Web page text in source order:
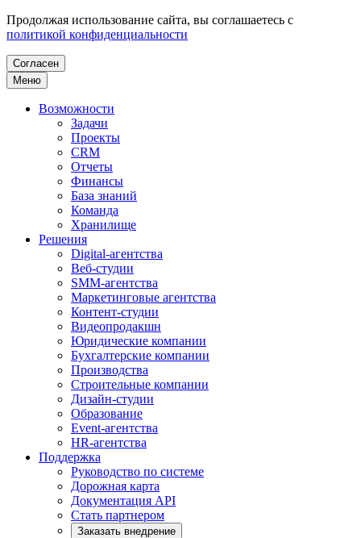
Продолжая использование сайта, вы соглашаетесь с
политикой конфиденциальности
Согласен
Меню
Возможности
Задачи
Проекты
CRM
Отчеты
Финансы
База знаний
Команда
Хранилище
Решения
Digital-агентства
Веб-студии
SMM-агентства
Маркетинговые агентства
Контент-студии
Видеопродакшн
Юридические компании
Бухгалтерские компании
Производства
Строительные компании
Дизайн-студии
Образование
Event-агентства
HR-агентства
Поддержка
Руководство по системе
Дорожная карта
Документация API
Стать партнером
Заказать внедрение